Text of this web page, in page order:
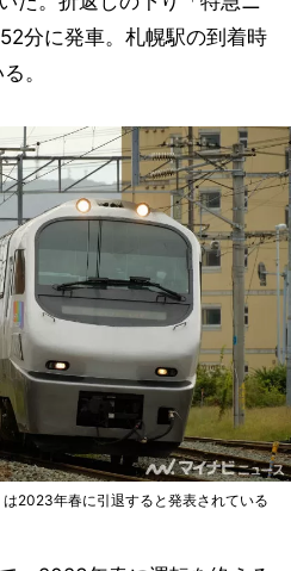
分に発車。札幌駅の到着時
。
は2023年春に引退すると発表されている